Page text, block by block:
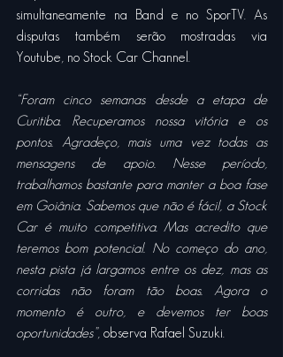
simultaneamente na Band e no SporTV. As
disputas também serão mostradas via
Youtube, no Stock Car Channel.
“Foram cinco semanas desde a etapa de
Curitiba. Recuperamos nossa vitória e os
pontos. Agradeço, mais uma vez todas as
mensagens de apoio. Nesse período,
trabalhamos bastante para manter a boa fase
em Goiânia. Sabemos que não é fácil, a Stock
Car é muito competitiva. Mas acredito que
teremos bom potencial. No começo do ano,
nesta pista já largamos entre os dez, mas as
corridas não foram tão boas. Agora o
momento é outro, e devemos ter boas
oportunidades”, observa Rafael Suzuki.